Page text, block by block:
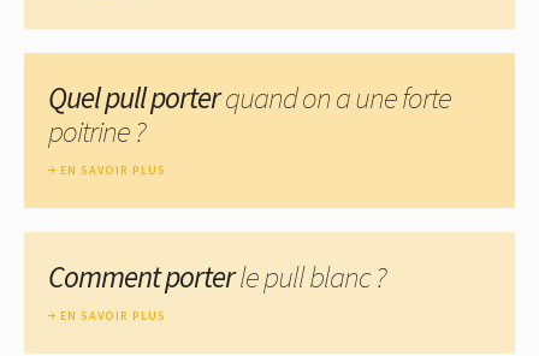
Quel pull porterquand on a une forte
poitrine ?
EN SAVOIR PLUS
Comment porterle pull blanc ?
EN SAVOIR PLUS